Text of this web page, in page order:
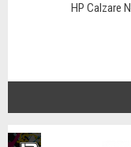
HP Calzare